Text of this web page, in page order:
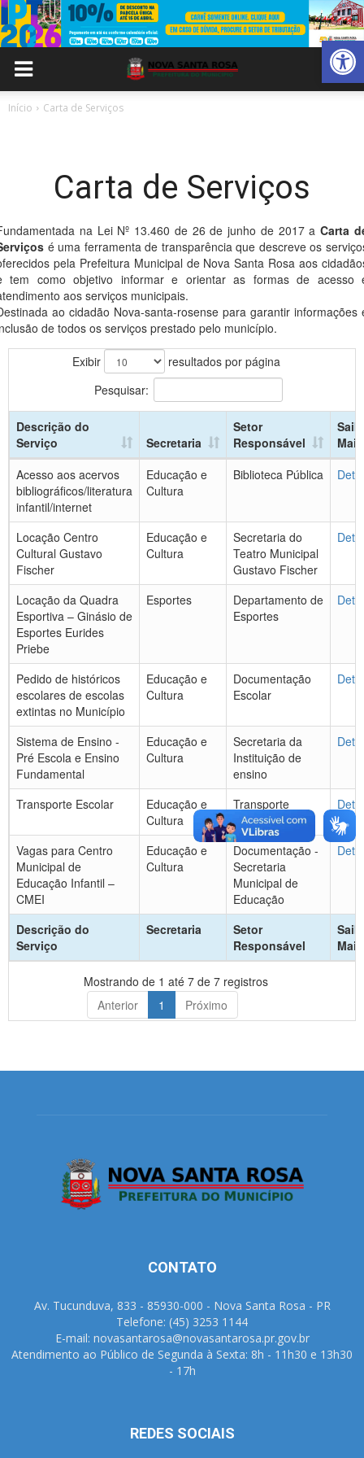
Abrir
Início Carta de Serviços
Carta de Serviços
na Lei Nº 13.460 de 26 de junho de 2017 aCarta
é uma ferramenta de transparência que descreve os
pela Prefeitura Municipal de Nova Santa Rosa aos
tem como objetivo informar e orientar as formas de acesso
aos serviços municipais.
ao cidadão Nova-santa-rosense para garantir informações
de todos os serviços prestado pelo município.
Exibir
resultados por página
Pesquisar:
Descrição do
Serviço
Secretaria
Setor
Responsável
Mais
Descrição do
Serviço
Secretaria
Setor
Responsável
Mais
Acesso aos acervos
bibliográficos/literatura
infantil/internet
Educação e
Cultura
Biblioteca Pública
Locação Centro
Cultural Gustavo
Fischer
Educação e
Cultura
Secretaria do
Teatro Municipal
Gustavo Fischer
Locação da Quadra
Esportiva – Ginásio de
Esportes Eurides
Priebe
Esportes
Departamento de
Esportes
Pedido de históricos
escolares de escolas
extintas no Município
Educação e
Cultura
Documentação
Escolar
Sistema de Ensino -
Pré Escola e Ensino
Fundamental
Educação e
Cultura
Secretaria da
Instituição de
ensino
Transporte Escolar
Educação e
Cultura
Transporte
Escolar
Vagas para Centro
Municipal de
Educação Infantil –
CMEI
Educação e
Cultura
Documentação -
Secretaria
Municipal de
Educação
Mostrando de 1 até 7 de 7 registros
Anterior
1 Próximo
CONTATO
Av. Tucunduva, 833 - 85930-000 - Nova Santa Rosa - PR
Telefone: (45) 3253 1144
E-mail: novasantarosa@novasantarosa.pr.gov.br
Atendimento ao Público de Segunda à Sexta: 8h - 11h30 e 13h30
- 17h
REDES SOCIAIS